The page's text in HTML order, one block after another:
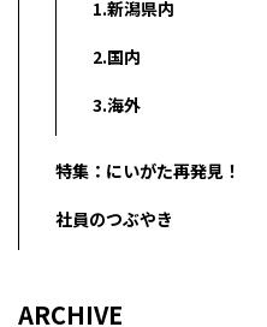
1.新潟県内
2.国内
3.海外
特集：にいがた再発見！
社員のつぶやき
ARCHIVE